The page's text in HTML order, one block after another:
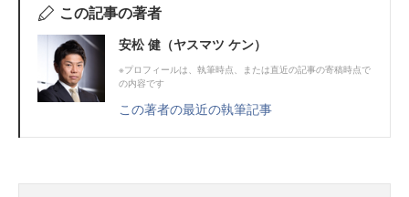
この記事の著者
安松 健（ヤスマツ ケン）
※プロフィールは、執筆時点、または直近の記事の寄稿時点で
の内容です
この著者の最近の執筆記事